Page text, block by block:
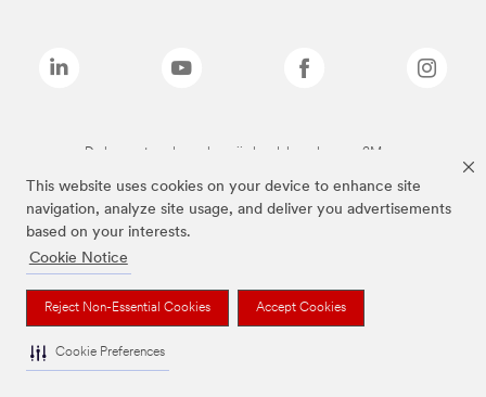
This website uses cookies on your device to enhance site
navigation, analyze site usage, and deliver you advertisements
based on your interests.
Cookie Notice
Reject Non-Essential Cookies Accept Cookies
Cookie Preferences
De bovenstaande merken zijn handelsmerken van 3M.we